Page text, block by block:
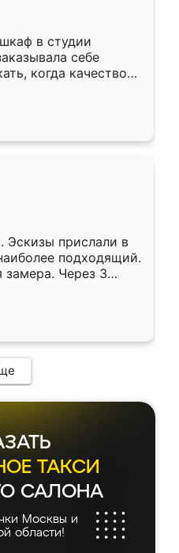
в студии
себе
когда качеством
кухня уже почти
Эскизы прислали в
подходящий.
замера. Через 3
готова. Остались
Ренессанс
работу!
ТАКСИ
САЛОНА
Москвы и
области!